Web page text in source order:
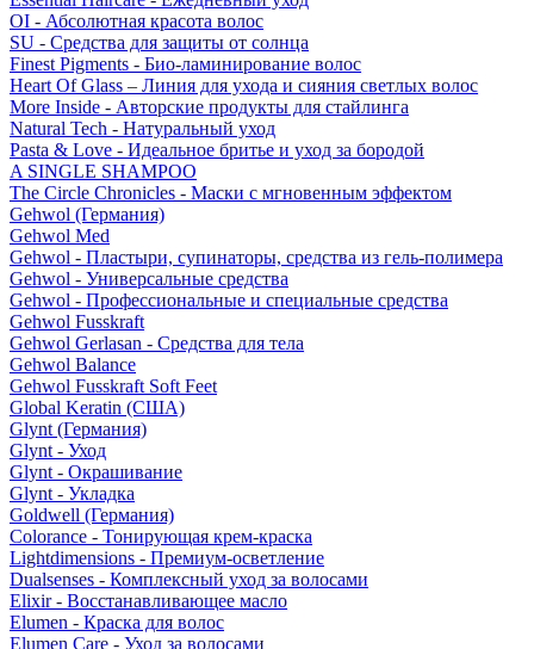
OI - Абсолютная красота волос
SU - Средства для защиты от солнца
Finest Pigments - Био-ламинирование волос
Heart Of Glass – Линия для ухода и сияния светлых волос
More Inside - Авторские продукты для стайлинга
Natural Tech - Натуральный уход
Pasta & Love - Идеальное бритье и уход за бородой
A SINGLE SHAMPOO
The Circle Chronicles - Маски с мгновенным эффектом
Gehwol (Германия)
Gehwol Med
Gehwol - Пластыри, супинаторы, средства из гель-полимера
Gehwol - Универсальные средства
Gehwol - Профессиональные и специальные средства
Gehwol Fusskraft
Gehwol Gerlasan - Средства для тела
Gehwol Balance
Gehwol Fusskraft Soft Feet
Global Keratin (США)
Glynt (Германия)
Glynt - Уход
Glynt - Окрашивание
Glynt - Укладка
Goldwell (Германия)
Colorance - Тонирующая крем-краска
Lightdimensions - Премиум-осветление
Dualsenses - Комплексный уход за волосами
Elixir - Восстанавливающее масло
Elumen - Краска для волос
Elumen Care - Уход за волосами